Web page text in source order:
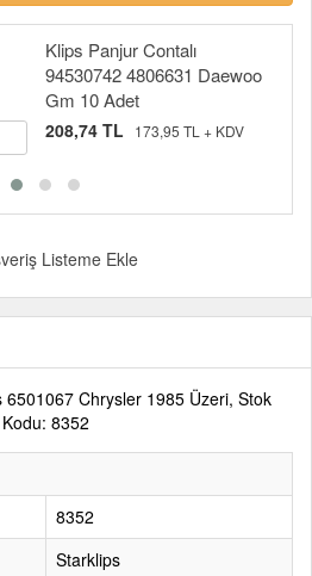
Klips Panjur Contalı
94530742 4806631 Daewoo
Gm 10 Adet
208,74 TL 173,95 TL + KDV
Listeme Ekle
6501067 Chrysler 1985 Üzeri, Stok
Kodu: 8352
8352
Starklips